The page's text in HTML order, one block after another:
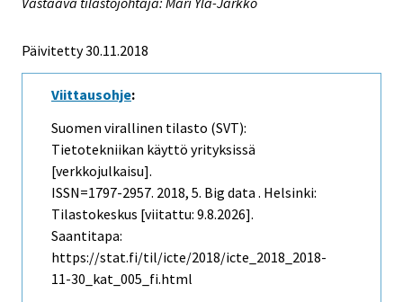
Päivitetty 30.11.2018
Viittausohje:
Suomen virallinen tilasto (SVT):
Tietotekniikan käyttö yrityksissä
[verkkojulkaisu].
ISSN=1797-2957. 2018, 5. Big data . Helsinki:
Tilastokeskus [viitattu: 9.8.2026].
Saantitapa:
https://stat.fi/til/icte/2018/icte_2018_2018-
11-30_kat_005_fi.html